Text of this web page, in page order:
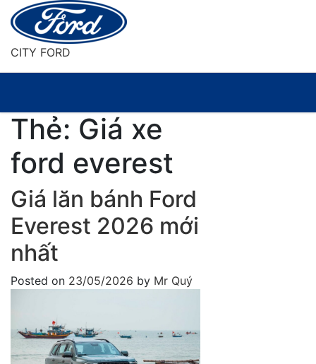
Skip
content
CITY FORD
Thẻ: Giá xe
ford everest
Giá lăn bánh Ford
Everest 2026 mới
nhất
Posted on 23/05/2026 by Mr Quý